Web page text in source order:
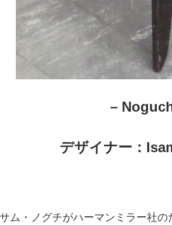
–
デザイナー：
ム・ノグチがハーマンミラー社